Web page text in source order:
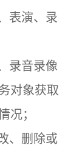
表演、录
录音录像
对象获取
况；
、删除或